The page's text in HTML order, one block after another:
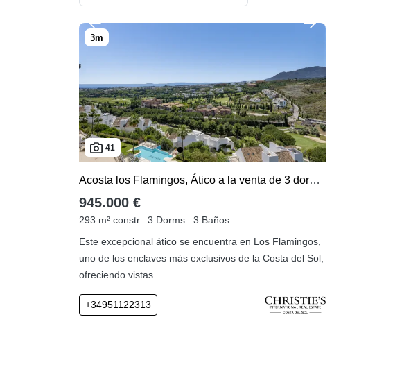
41
Acosta los Flamingos, Ático a la venta de 3 dormitorios
945.000 €
293 m² constr. 3 Dorms.
3 Baños
Este excepcional ático se encuentra en Los Flamingos,
uno de los enclaves más exclusivos de la Costa del Sol,
ofreciendo vistas
+34951122313